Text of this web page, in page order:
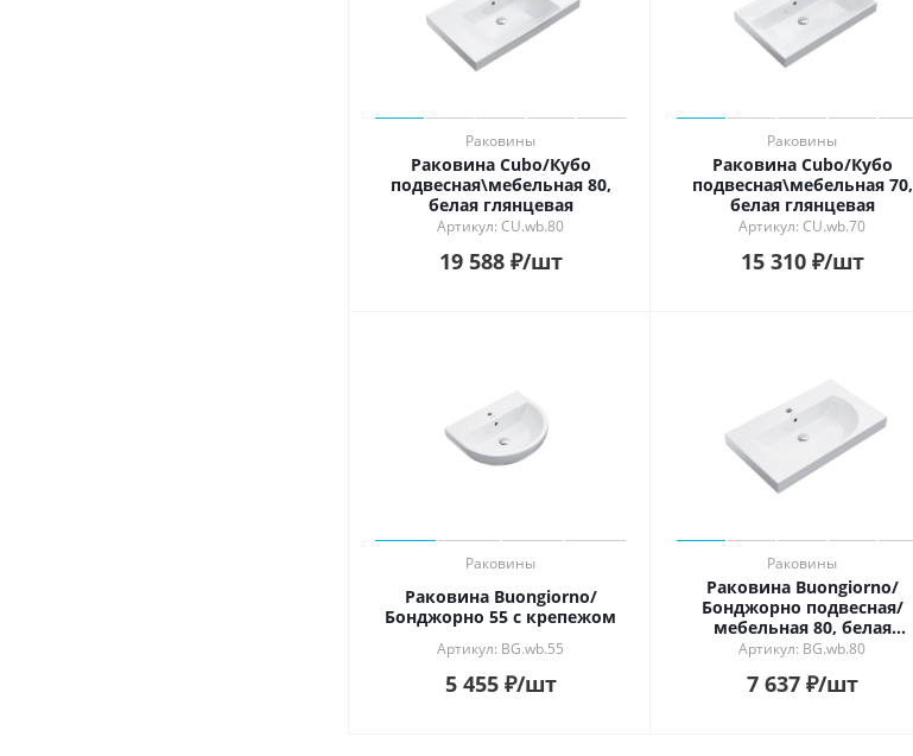
Раковины
Раковина Cubo/Кубо
подвесная\мебельная 80,
белая глянцевая
Артикул: CU.wb.80
19 588₽/шт
Раковины
Раковина Cubo/Кубо
подвесная\мебельная 70,
белая глянцевая
Артикул: CU.wb.70
15 310₽/шт
Раковины
Раковина Buongiorno/
Бонджорно 55 с крепежом
Артикул: BG.wb.55
5 455₽/шт
Раковины
Раковина Buongiorno/
Бонджорно подвесная/
мебельная 80, белая
глянцевая
Артикул: BG.wb.80
7 637₽/шт